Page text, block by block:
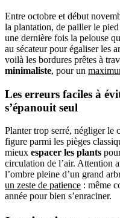
Entre octobre et début
la plantation, de pailler le
une dernière fois la pelouse
au sécateur pour égaliser les
voilà les bordures prêtes à
minimaliste, pour un
Les erreurs faciles à
s’épanouit seul
Planter trop serré, négliger le
figure parmi les pièges
mieux espacer les plants
circulation de l’air. Attention
l’ombre pleine d’un grand
un zeste de patience : même
année pour bien s’enraciner.